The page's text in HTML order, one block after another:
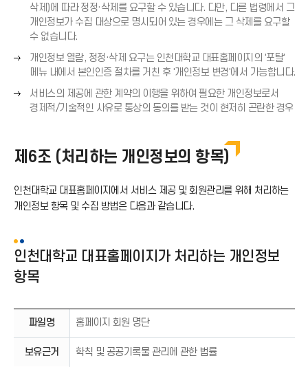
쪽
화
살
표
(
→
)
삭제)에 따라 정정·삭제를 요구할 수 있습니다. 다만, 다른 법령에서 그
개인정보가 수집 대상으로 명시되어 있는 경우에는 그 삭제를 요구할
수 없습니다.
오
른
쪽
화
살
→
개인정보 열람, 정정·삭제 요구는 인천대학교 대표홈페이지의 '포탈'
메뉴 내에서 본인인증 절차를 거친 후 '개인정보 변경'에서 가능합니다.
오
른
살
표
→
)
서비스의 제공에 관한 계약의 이행을 위하여 필요한 개인정보로서
경제적/기술적인 사유로 통상의 동의를 받는 것이 현저히 곤란한 경우
제6조 (처리하는 개인정보의 항목)
인천대학교 대표홈페이지에서 서비스 제공 및 회원관리를 위해 처리하는
개인정보 항목 및 수집 방법은 다음과 같습니다.
인천대학교 대표홈페이지가 처리하는 개인정보
항목
파일명 홈페이지 회원 명단
보유근거 학칙 및 공공기록물 관리에 관한 법률